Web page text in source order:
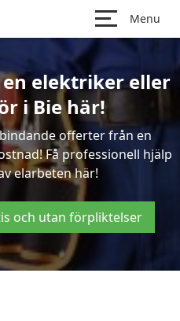
Menu
elektriker eller
i Bie här!
offerter från en
Få professionell hjälp
elarbeten här!
och utan förpliktelser